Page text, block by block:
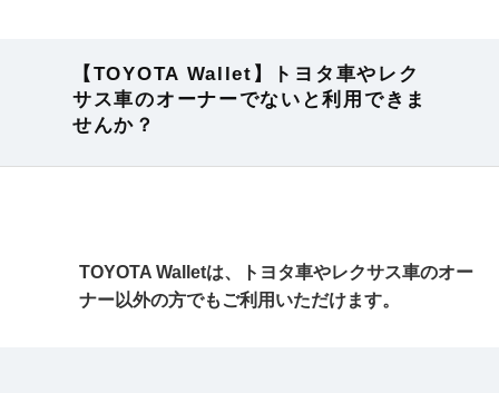
【TOYOTA Wallet】トヨタ車やレク
サス車のオーナーでないと利用できま
せんか？
TOYOTA Walletは、トヨタ車やレクサス車のオー
ナー以外の方でもご利用いただけます。